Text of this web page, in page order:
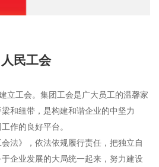
人民工会
立工会。集团工会是广大员工的温馨家
和纽带，是构建和谐企业的中坚力
作的良好平台。
法》，依法依规履行责任，把独立自
企业发展的大局统一起来，努力建设